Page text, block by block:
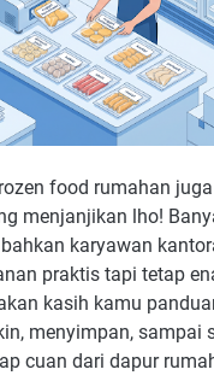
food rumahan
menjanjikan lho!
karyawan
praktis tapi tetap
kasih kamu
menyimpan, sampai
cuan dari dapur